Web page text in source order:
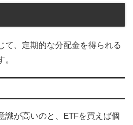
て、定期的な分配金を得られる
識が高いのと、ETFを買えば個